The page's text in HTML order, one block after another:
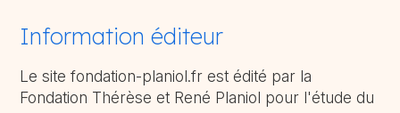
Information éditeur
Le site fondation-planiol.fr est édité par la
Fondation Thérèse et René Planiol pour l'étude du